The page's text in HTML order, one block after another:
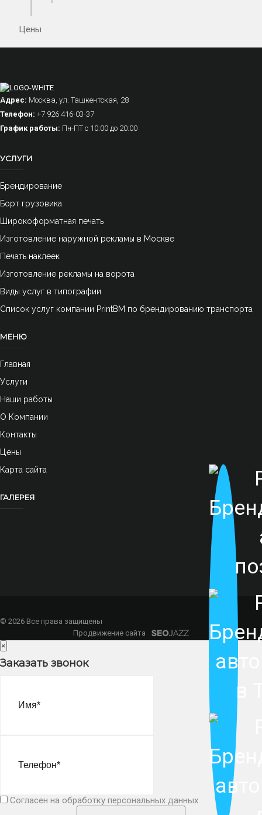
Цены
Адрес: Москва, ул. Ташкентская, 28
Телефон: +7 926 416-03-37
График работы: Пн-ПТ с 10:00 до 20:00
УСЛУГИ
Брендирование
Борт грузовика
Широкоформатная печать
Изготовление наружной рекламы в Москве
Печать наклеек
Изготовление рекламы на ворота
Виды услуг в типографии
Список услуг компании PrintBM по брендированию транспорта
МЕНЮ
Главная
Услуги
Наши работы
О Компании
Контакты
Цены
Карта сайта
ГАЛЕРЕЯ
© 2026 Все права защищены
Продвижение сайта
×
Заказать звонок
Согласен на обработку персональных данных